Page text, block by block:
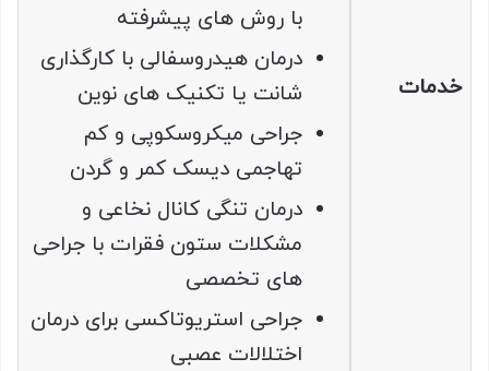
خدمات
با روش های پیشرفته
درمان هیدروسفالی با کارگذاری
شانت یا تکنیک های نوین
جراحی میکروسکوپی و کم
تهاجمی دیسک کمر و گردن
درمان تنگی کانال نخاعی و
مشکلات ستون فقرات با جراحی
های تخصصی
جراحی استریوتاکسی برای درمان
اختلالات عصبی